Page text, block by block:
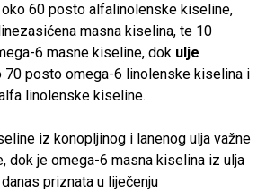
60 posto alfalinolenske kiseline,
masna kiselina, te 10
6 masne kiseline, dok ulje
70 posto omega-6 linolenske kiselina i
linolenske kiseline.
iz konopljinog i lanenog ulja važne
dok je omega-6 masna kiselina iz ulja
priznata u liječenju